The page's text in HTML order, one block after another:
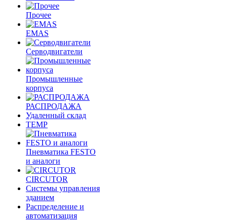
Прочее
EMAS
Cерводвигатели
Промышленные
корпуса
РАСПРОДАЖА
Удаленный склад
TEMP
Пневматика FESTO
и аналоги
CIRCUTOR
Системы управления
зданием
Распределение и
автоматизация